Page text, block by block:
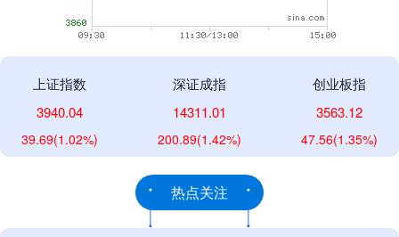
上证指数
3940.04
39.69(1.02%)
深证成指
14311.01
200.89(1.42%)
创业板指
3563.12
47.56(1.35%)
热点关注